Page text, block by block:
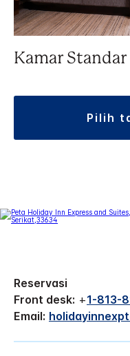
Kamar Standar
pilih
Reservasi
Front desk: +1-813-
Email: